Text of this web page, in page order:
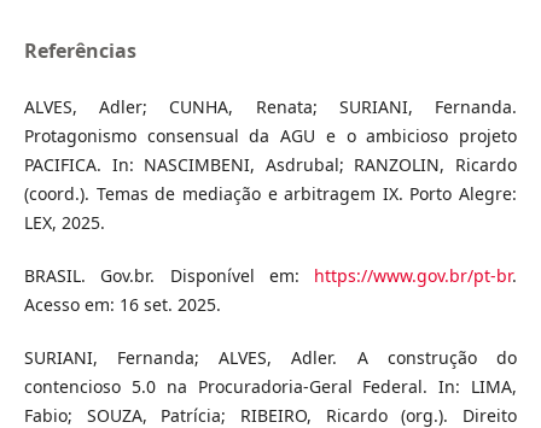
Referências
ALVES, Adler; CUNHA, Renata; SURIANI, Fernanda.
Protagonismo consensual da AGU e o ambicioso projeto
PACIFICA. In: NASCIMBENI, Asdrubal; RANZOLIN, Ricardo
(coord.). Temas de mediação e arbitragem IX. Porto Alegre:
LEX, 2025.
BRASIL. Gov.br. Disponível em: https://www.gov.br/pt-br.
Acesso em: 16 set. 2025.
SURIANI, Fernanda; ALVES, Adler. A construção do
contencioso 5.0 na Procuradoria-Geral Federal. In: LIMA,
Fabio; SOUZA, Patrícia; RIBEIRO, Ricardo (org.). Direito